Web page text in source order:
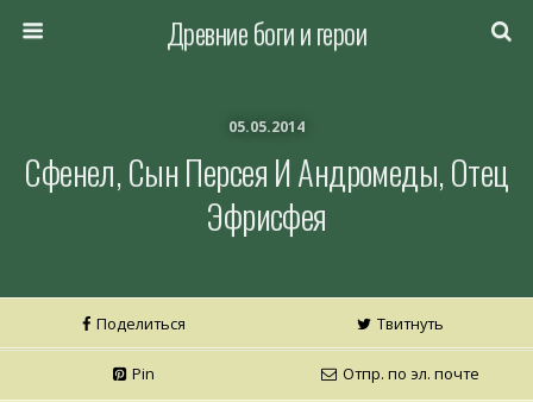
Древние боги и герои
05.05.2014
Сфенел, Сын Персея И Андромеды, Отец
Эфрисфея
Поделиться Твитнуть
Pin Отпр. по эл. почте